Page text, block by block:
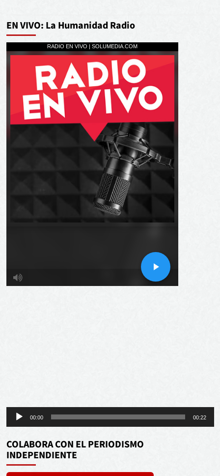
EN VIVO: La Humanidad Radio
Reproductor
de
audio
00:00 00:22
COLABORA CON EL PERIODISMO
INDEPENDIENTE